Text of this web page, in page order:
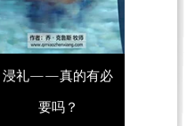
浸礼——真的有必
要吗？